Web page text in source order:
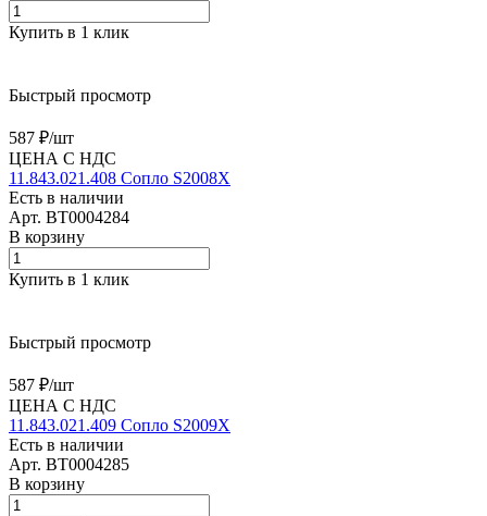
Купить в 1 клик
Быстрый просмотр
587 ₽/шт
ЦЕНА С НДС
11.843.021.408 Сопло S2008X
Есть в наличии
Арт. BT0004284
В корзину
Купить в 1 клик
Быстрый просмотр
587 ₽/шт
ЦЕНА С НДС
11.843.021.409 Сопло S2009X
Есть в наличии
Арт. BT0004285
В корзину